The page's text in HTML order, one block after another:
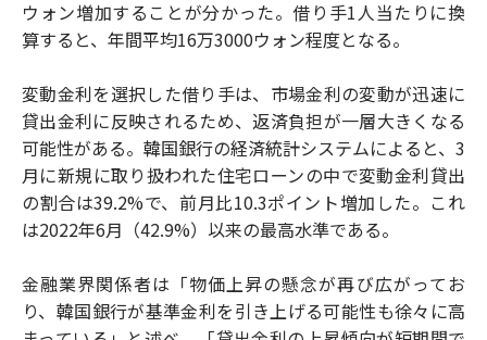
ウォン増加することが分かった。借り手1人当たりに換
算すると、年間平均16万3000ウォン程度となる。
変動金利を選択した借り手は、市場金利の変動が迅速に
貸出金利に反映されるため、返済負担が一層大きくなる
可能性がある。韓国銀行の経済統計システムによると、3
月に新規に取り扱われた住宅ローンの中で変動金利貸出
の割合は39.2%で、前月比10.3ポイント増加した。これ
は2022年6月（42.9%）以来の最高水準である。
金融業界関係者は「物価上昇の懸念が再び広がってお
り、韓国銀行が基準金利を引き上げる可能性も徐々に高